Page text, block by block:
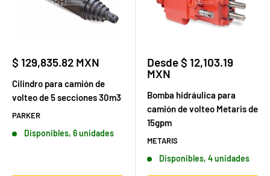
Precio
venta
$ 129,835.82 MXN
Cilindro para camión de
volteo de 5 secciones 30m3
PARKER
Disponibles, 6 unidades
Precio
de
Desde $ 12,103.19
MXN
Bomba hidráulica para
camión de volteo Metaris de
15gpm
METARIS
Disponibles, 4 unidades